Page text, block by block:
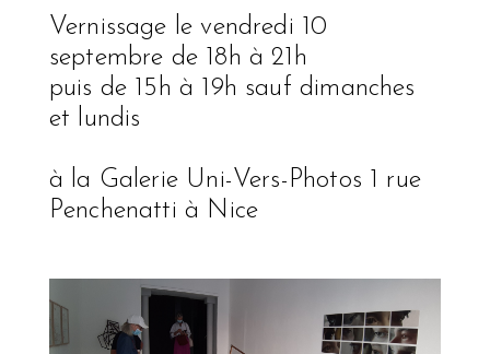
Vernissage le vendredi 10
septembre de 18h à 21h
puis de 15h à 19h sauf dimanches
et lundis
à la Galerie Uni-Vers-Photos 1 rue
Penchenatti à Nice